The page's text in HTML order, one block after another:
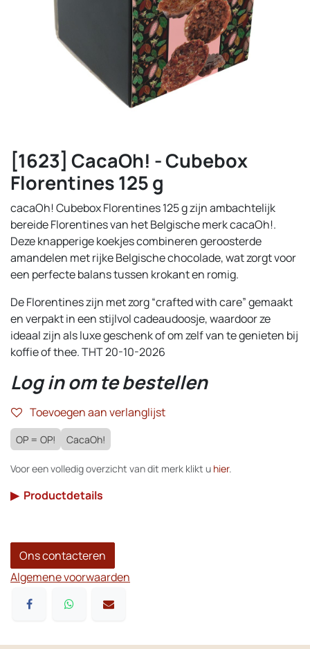
[1623] CacaOh! - Cubebox
Florentines 125 g
cacaOh! Cubebox Florentines 125 g zijn ambachtelijk
bereide Florentines van het Belgische merk cacaOh!.
Deze knapperige koekjes combineren geroosterde
amandelen met rijke Belgische chocolade, wat zorgt voor
een perfecte balans tussen krokant en romig.
De Florentines zijn met zorg “crafted with care” gemaakt
en verpakt in een stijlvol cadeaudoosje, waardoor ze
ideaal zijn als luxe geschenk of om zelf van te genieten bij
koffie of thee. THT 20-10-2026
Log in om te bestellen
Toevoegen aan verlanglijst
OP = OP! CacaOh!
Voor een volledig overzicht van dit merk klikt u hier.
▶ Productdetails
Ons contacteren
Algemene voorwaarden